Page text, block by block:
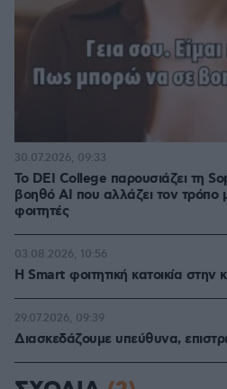
Το DEI College παρουσιάζει τη
βοηθό AI που αλλάζει τον τρόπο
φοιτητές
30.07.2026, 09:33
Η Smart φοιτητική κατοικία στην
03.08.2026, 10:56
Διασκεδάζουμε υπεύθυνα,
29.07.2026, 09:39